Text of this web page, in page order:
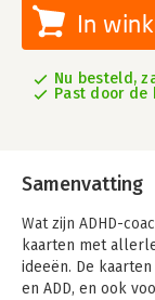
In
Nu besteld,
Past door de
Samenvatting
Wat zijn ADHD-
kaarten met
ideeën. De
en ADD, en ook